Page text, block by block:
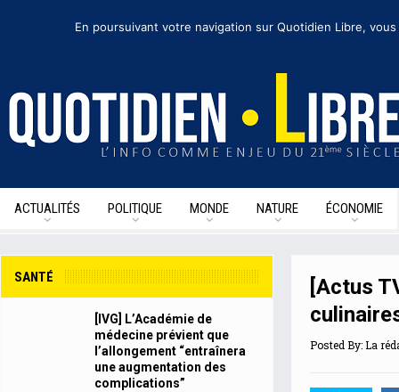
ACTUALITÉS POLITIQUE MONDE NATURE ÉCONOMIE
[Actus
Posted By:La
SANTÉ
[IVG] L’Académie de
médecine prévient que
l’allongement “entraînera
une augmentation des
complications”
En poursuivant votre navigation sur Quotidien Libre,